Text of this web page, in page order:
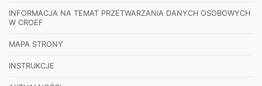
INFORMACJA NA TEMAT PRZETWARZANIA DANYCH OSOBOWYCH
W CROEF
MAPA STRONY
INSTRUKCJE